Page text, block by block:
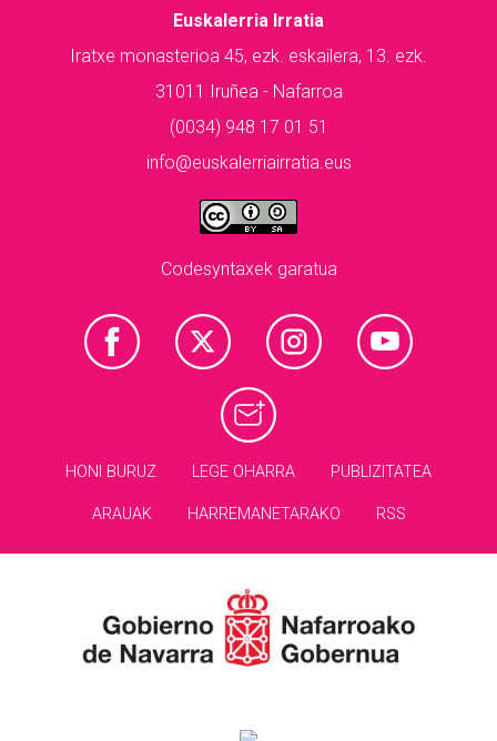
Euskalerria Irratia
Iratxe monasterioa 45, ezk. eskailera, 13. ezk.
31011 Iruñea - Nafarroa
(0034) 948 17 01 51
info@euskalerriairratia.eus
Codesyntaxek garatua
HONI BURUZ LEGE OHARRA PUBLIZITATEA
ARAUAK HARREMANETARAKO RSS